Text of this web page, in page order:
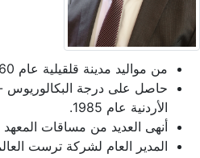
من مواليد مدينة قلقيلية عام 1960.
حاصل على درجة البكالوريوس -
الأردنية عام 1985.
أنهى العديد من مساقات المعهد
المدير العام لشركة ترست